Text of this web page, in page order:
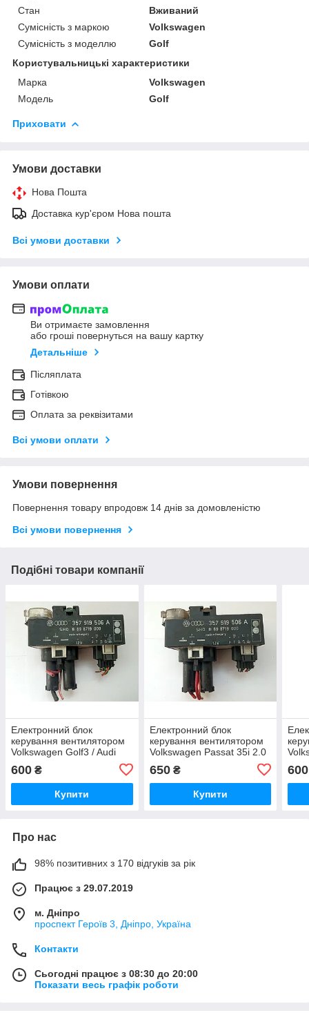
Стан
Вживаний
Сумісність з маркою
Volkswagen
Сумісність з моделлю
Golf
Користувальницькі характеристики
Марка
Volkswagen
Модель
Golf
Приховати
Умови доставки
Нова Пошта
Доставка кур'єром Нова пошта
Всі умови доставки
Умови оплати
Ви отримаєте замовлення
або гроші повернуться на вашу картку
Детальніше
Післяплата
Готівкою
Оплата за реквізитами
Всі умови оплати
Умови повернення
Повернення товару впродовж 14 днів за домовленістю
Всі умови повернення
Подібні товари компанії
Електронний блок
керування вентилятором
Volkswagen Golf3 / Audi
357919506A / 89 8719 000
/ 898719000
600 ₴
Купити
Електронний блок
керування вентилятором
Volkswagen Passat 35i 2.0
/ Audi SHO 357 919 506 A /
357919506A / 89 8719 000
/ 898719000
650₴
Купити
/
600
Про нас
98% позитивних з 170 відгуків за рік
Працює з 29.07.2019
м. Дніпро
проспект Героїв 3, Дніпро, Україна
Контакти
Сьогодні працює з 08:30 до 20:00
Показати весь графік роботи